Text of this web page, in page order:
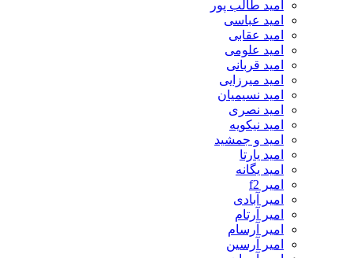
امید طالب پور
امید عباسی
امید عقابی
امید علومی
امید قربانی
امید میرزایی
امید نسیمیان
امید نصری
امید نیکویه
امید و جمشید
امید یارتا
امید یگانه
امیر f2
امیر آبادی
امیر آرتام
امیر آرسام
امیر آرسین